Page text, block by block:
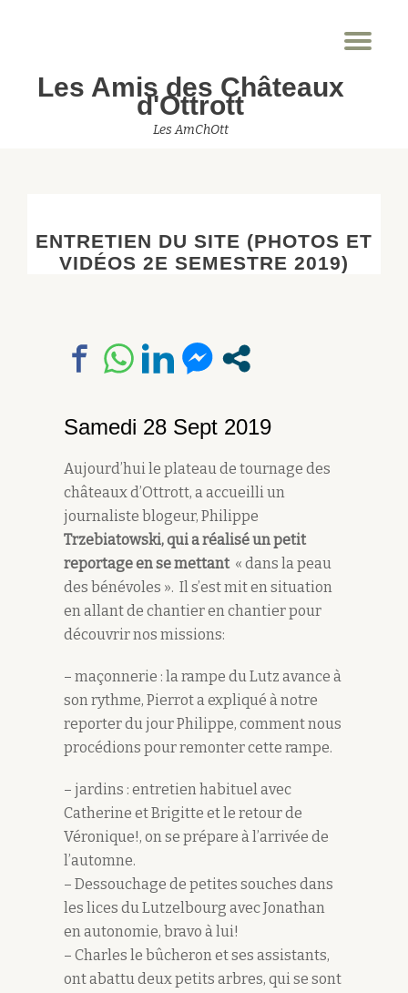
contenuLes Amis des Châteaux
d'Ottrott
Les AmChOtt
ENTRETIEN DU SITE (PHOTOS ET
VIDÉOS 2E SEMESTRE 2019)
Samedi 28 Sept 2019
Aujourd’hui le plateau de tournage des
châteaux d’Ottrott, a accueilli un
journaliste blogeur, Philippe
Trzebiatowski, qui a réalisé un petit
reportage en se mettant « dans la peau
des bénévoles ». Il s’est mit en situation
en allant de chantier en chantier pour
découvrir nos missions:
– maçonnerie : la rampe du Lutz avance à
son rythme, Pierrot a expliqué à notre
reporter du jour Philippe, comment nous
procédions pour remonter cette rampe.
– jardins : entretien habituel avec
Catherine et Brigitte et le retour de
Véronique!, on se prépare à l’arrivée de
l’automne.
– Dessouchage de petites souches dans
les lices du Lutzelbourg avec Jonathan
en autonomie, bravo à lui!
– Charles le bûcheron et ses assistants,
ont abattu deux petits arbres, qui se sont